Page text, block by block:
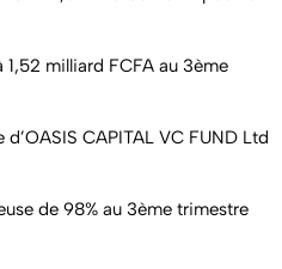
milliard FCFA au 3ème
CAPITAL VC FUND Ltd
de 98% au 3ème trimestre